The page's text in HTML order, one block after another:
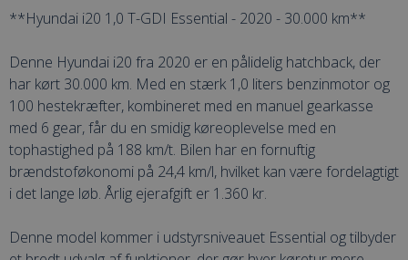
**Hyundai i20 1,0 T-GDI Essential - 2020 - 30.000 km**
Denne Hyundai i20 fra 2020 er en pålidelig hatchback, der
har kørt 30.000 km. Med en stærk 1,0 liters benzinmotor og
100 hestekræfter, kombineret med en manuel gearkasse
med 6 gear, får du en smidig køreoplevelse med en
tophastighed på 188 km/t. Bilen har en fornuftig
brændstoføkonomi på 24,4 km/l, hvilket kan være fordelagtigt
i det lange løb. Årlig ejerafgift er 1.360 kr.
Denne model kommer i udstyrsniveauet Essential og tilbyder